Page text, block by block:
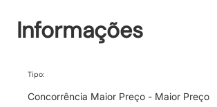
Informações
Tipo:
Concorrência Maior Preço - Maior Preço